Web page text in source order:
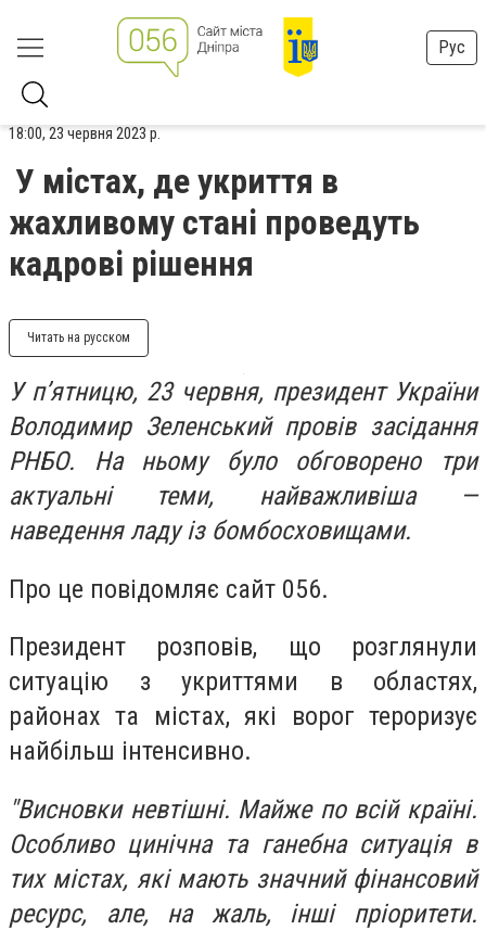
Рус
18:00, 23 червня 2023 р.
У містах, де укриття в
жахливому стані проведуть
кадрові рішення
Читать на русском
У п’ятницю, 23 червня, президент України
Володимир Зеленський провів засідання
РНБО. На ньому було обговорено три
актуальні теми, найважливіша —
наведення ладу із бомбосховищами.
Про це повідомляє сайт 056.
Президент розповів, що розглянули
ситуацію з укриттями в областях,
районах та містах, які ворог тероризує
найбільш інтенсивно.
"Висновки невтішні. Майже по всій країні.
Особливо цинічна та ганебна ситуація в
тих містах, які мають значний фінансовий
ресурс, але, на жаль, інші пріоритети.